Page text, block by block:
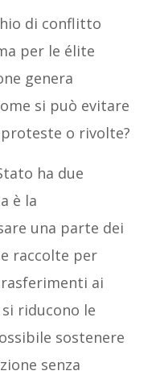
di conflitto
per le élite
genera
si può evitare
o rivolte?
ha due
è la
una parte dei
raccolte per
ai
riducono le
sostenere
senza